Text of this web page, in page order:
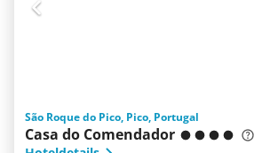
São Roque do Pico, Pico, Portugal
Casa do Comendador